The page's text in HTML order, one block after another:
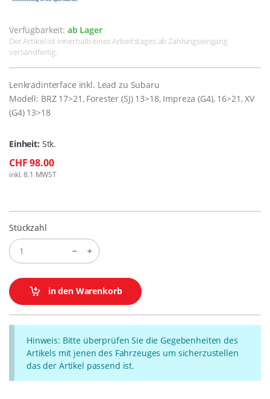
Verfügbarkeit: ab Lager
Der Artikel ist innerhalb eines Arbeitstages ab Zahlungseingang
versandfertig.
Lenkradinterface inkl. Lead zu Subaru
Modell: BRZ 17>21, Forester (SJ) 13>18, Impreza (G4), 16>21, XV
(G4) 13>18
Einheit: Stk.
CHF 98.00
inkl. 8.1 MWST
Stückzahl
in den Warenkorb
Hinweis: Bitte überprüfen Sie die Gegebenheiten des
Artikels mit jenen des Fahrzeuges um sicherzustellen
das der Artikel passend ist.